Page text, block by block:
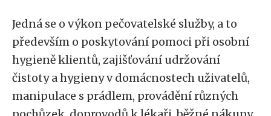
Jedná se o výkon pečovatelské služby, a to
především o poskytování pomoci při osobní
hygieně klientů, zajišťování udržování
čistoty a hygieny v domácnostech uživatelů,
manipulace s prádlem, provádění různých